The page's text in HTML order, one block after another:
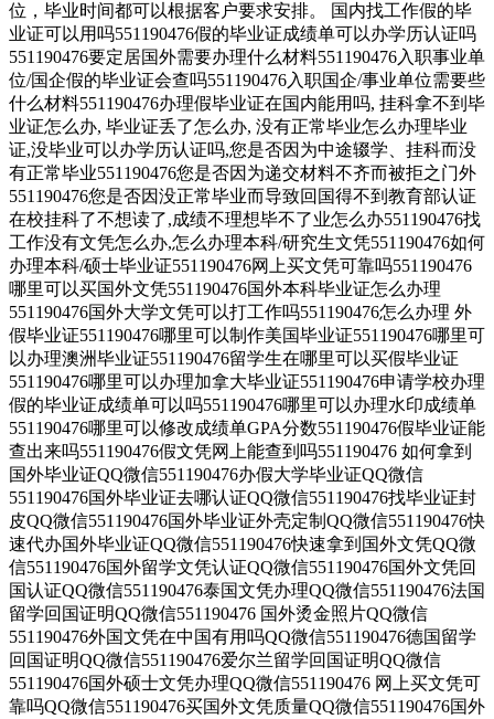
位，毕业时间都可以根据客户要求安排。 国内找工作假的毕
业证可以用吗551190476假的毕业证成绩单可以办学历认证吗
551190476要定居国外需要办理什么材料551190476入职事业单
位/国企假的毕业证会查吗551190476入职国企/事业单位需要些
什么材料551190476办理假毕业证在国内能用吗, 挂科拿不到毕
业证怎么办, 毕业证丢了怎么办, 没有正常毕业怎么办理毕业
证,没毕业可以办学历认证吗,您是否因为中途辍学、挂科而没
有正常毕业551190476您是否因为递交材料不齐而被拒之门外
551190476您是否因没正常毕业而导致回国得不到教育部认证
在校挂科了不想读了,成绩不理想毕不了业怎么办551190476找
工作没有文凭怎么办,怎么办理本科/研究生文凭551190476如何
办理本科/硕士毕业证551190476网上买文凭可靠吗551190476
哪里可以买国外文凭551190476国外本科毕业证怎么办理
551190476国外大学文凭可以打工作吗551190476怎么办理 外
假毕业证551190476哪里可以制作美国毕业证551190476哪里可
以办理澳洲毕业证551190476留学生在哪里可以买假毕业证
551190476哪里可以办理加拿大毕业证551190476申请学校办理
假的毕业证成绩单可以吗551190476哪里可以办理水印成绩单
551190476哪里可以修改成绩单GPA分数551190476假毕业证能
查出来吗551190476假文凭网上能查到吗551190476 如何拿到
国外毕业证QQ微信551190476办假大学毕业证QQ微信
551190476国外毕业证去哪认证QQ微信551190476找毕业证封
皮QQ微信551190476国外毕业证外壳定制QQ微信551190476快
速代办国外毕业证QQ微信551190476快速拿到国外文凭QQ微
信551190476国外留学文凭认证QQ微信551190476国外文凭回
国认证QQ微信551190476泰国文凭办理QQ微信551190476法国
留学回国证明QQ微信551190476 国外烫金照片QQ微信
551190476外国文凭在中国有用吗QQ微信551190476德国留学
回国证明QQ微信551190476爱尔兰留学回国证明QQ微信
551190476国外硕士文凭办理QQ微信551190476 网上买文凭可
靠吗QQ微信551190476买国外文凭质量QQ微信551190476国外